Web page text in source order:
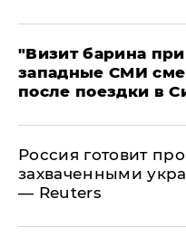
"Визит барина
западные СМИ
после поездки в
​Россия готовит
захваченными
— Reuters